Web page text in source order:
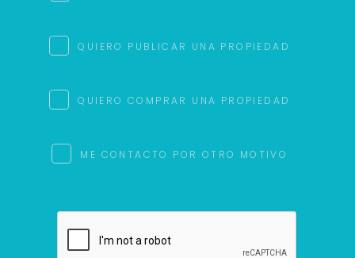
QUIERO PUBLICAR UNA PROPIEDAD
QUIERO COMPRAR UNA PROPIEDAD
ME CONTACTO POR OTRO MOTIVO